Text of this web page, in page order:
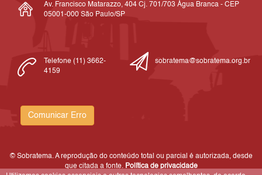
Av. Francisco Matarazzo, 404 Cj. 701/703 Água Branca - CEP
05001-000 São Paulo/SP
Telefone (11) 3662-
4159
sobratema@sobratema.org.br
Comunicar Erro
© Sobratema. A reprodução do conteúdo total ou parcial é autorizada, desde
que citada a fonte. Política de privacidade